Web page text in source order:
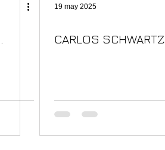
19 may 2025
CARLOS SCHWARTZ